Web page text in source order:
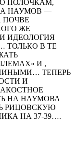
ПОЛОЧКАМ,
А НАУМОВ —
ПОЧВЕ
ЖЕ
ИДЕОЛОГИЯ
ТОЛЬКО В ТЕ
И ,
ТЕПЕРЬ
И
НА НАУМОВА
РИЦОВСКУЮ
НА 37-39….